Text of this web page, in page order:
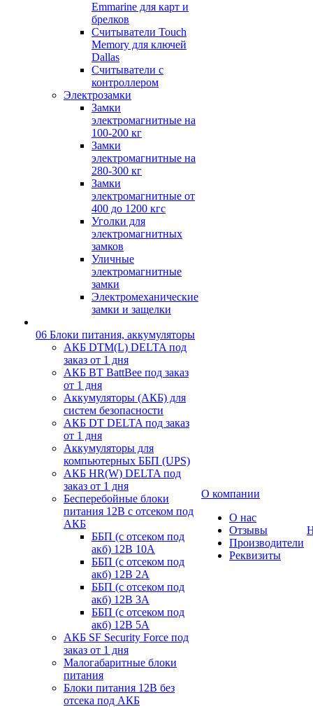
Emmarine для карт и
брелков
Считыватели Touch
Memory для ключей
Dallas
Считыватели с
контроллером
Электрозамки
Замки
электромагнитные на
100-200 кг
Замки
электромагнитные на
280-300 кг
Замки
электромагнитные от
400 до 1200 кгс
Уголки для
электромагнитных
замков
Уличные
электромагнитные
замки
Электромеханические
замки и защелки
06 Блоки питания, аккумуляторы
АКБ DTM(L) DELTA под
заказ от 1 дня
АКБ BT BattBee под заказ
от 1 дня
Аккумуляторы (АКБ) для
систем безопасности
АКБ DT DELTA под заказ
от 1 дня
Аккумуляторы для
компьютерных ББП (UPS)
АКБ HR(W) DELTA под
заказ от 1 дня
Бесперебойные блоки
питания 12В с отсеком под
АКБ
ББП (с отсеком под
акб) 12В 10А
ББП (с отсеком под
акб) 12В 2А
ББП (с отсеком под
акб) 12В 3А
ББП (с отсеком под
акб) 12В 5А
АКБ SF Security Force под
заказ от 1 дня
Малогабаритные блоки
питания
Блоки питания 12В без
отсека под АКБ
О компании
О нас
Отзывы
Производители
Реквизиты